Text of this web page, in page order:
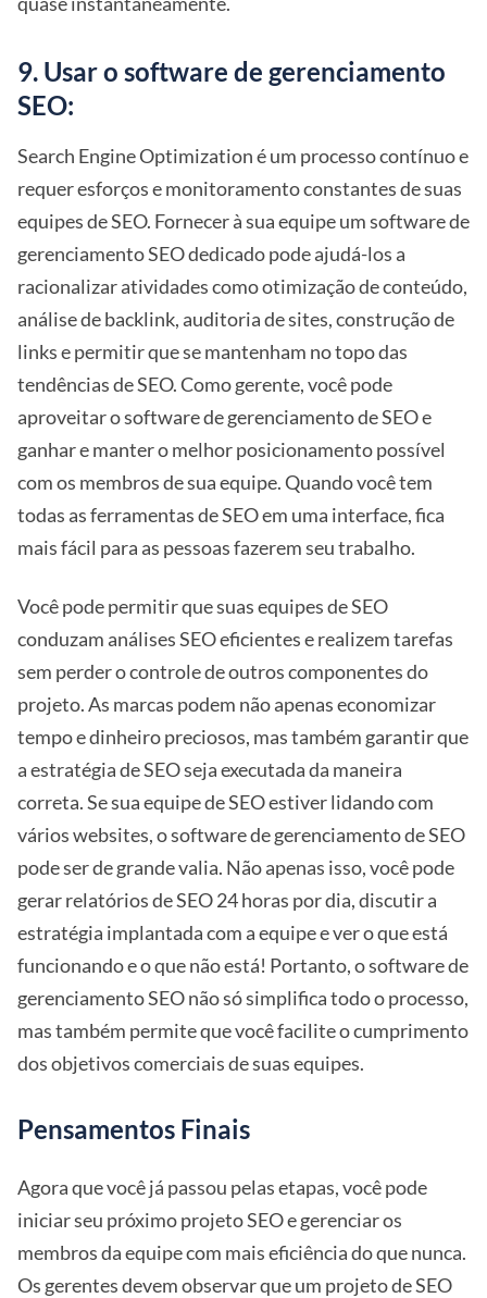
9. Usar o software de gerenciamento
SEO:
Search Engine Optimization é um processo contínuo e
requer esforços e monitoramento constantes de suas
equipes de SEO. Fornecer à sua equipe um software de
gerenciamento SEO dedicado pode ajudá-los a
racionalizar atividades como otimização de conteúdo,
análise de backlink, auditoria de sites, construção de
links e permitir que se mantenham no topo das
tendências de SEO. Como gerente, você pode
aproveitar o software de gerenciamento de SEO e
ganhar e manter o melhor posicionamento possível
com os membros de sua equipe. Quando você tem
todas as ferramentas de SEO em uma interface, fica
mais fácil para as pessoas fazerem seu trabalho.
Você pode permitir que suas equipes de SEO
conduzam análises SEO eficientes e realizem tarefas
sem perder o controle de outros componentes do
projeto. As marcas podem não apenas economizar
tempo e dinheiro preciosos, mas também garantir que
a estratégia de SEO seja executada da maneira
correta. Se sua equipe de SEO estiver lidando com
vários websites, o software de gerenciamento de SEO
pode ser de grande valia. Não apenas isso, você pode
gerar relatórios de SEO 24 horas por dia, discutir a
estratégia implantada com a equipe e ver o que está
funcionando e o que não está! Portanto, o software de
gerenciamento SEO não só simplifica todo o processo,
mas também permite que você facilite o cumprimento
dos objetivos comerciais de suas equipes.
Pensamentos Finais
Agora que você já passou pelas etapas, você pode
iniciar seu próximo projeto SEO e gerenciar os
membros da equipe com mais eficiência do que nunca.
Os gerentes devem observar que um projeto de SEO